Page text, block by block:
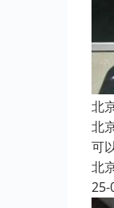
北
北
可
北
25-